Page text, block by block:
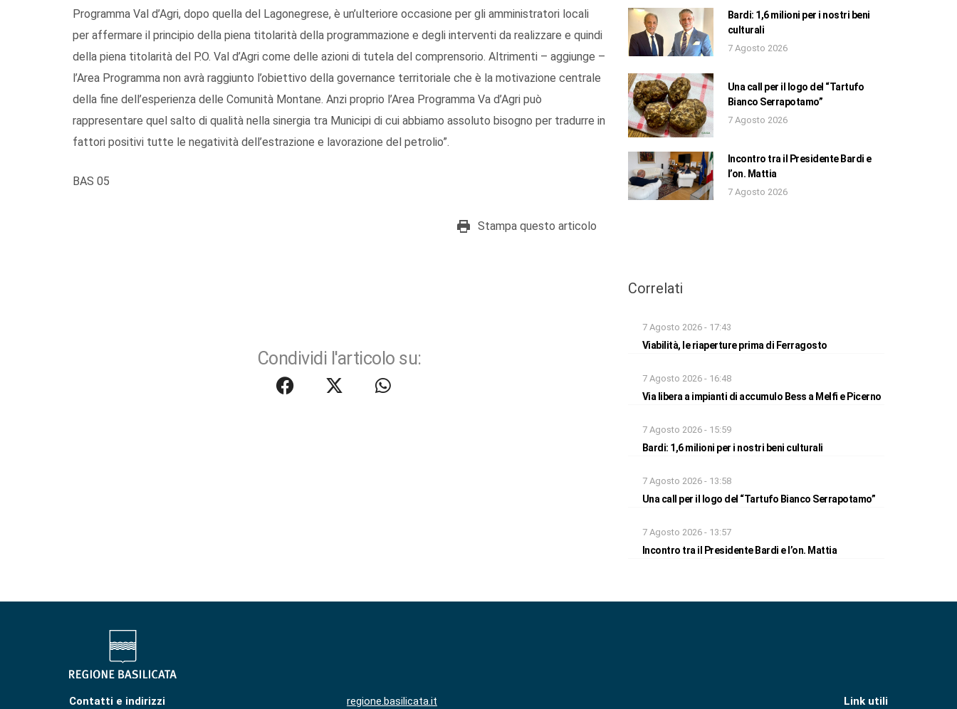
Programma Val d’Agri, dopo quella del Lagonegrese, è un’ulteriore occasione per gli amministratori locali
per affermare il principio della piena titolarità della programmazione e degli interventi da realizzare e quindi
della piena titolarità del P.O. Val d’Agri come delle azioni di tutela del comprensorio. Altrimenti – aggiunge –
l’Area Programma non avrà raggiunto l’obiettivo della governance territoriale che è la motivazione centrale
della fine dell’esperienza delle Comunità Montane. Anzi proprio l’Area Programma Va d’Agri può
rappresentare quel salto di qualità nella sinergia tra Municipi di cui abbiamo assoluto bisogno per tradurre in
fattori positivi tutte le negatività dell’estrazione e lavorazione del petrolio”.
BAS 05
Stampa questo articolo
Condividi l'articolo su:
Bardi: 1,6 milioni per i nostri beni
culturali
7 Agosto 2026
Una call per il logo del “Tartufo
Bianco Serrapotamo”
7 Agosto 2026
Incontro tra il Presidente Bardi e
l’on. Mattia
7 Agosto 2026
Correlati
7 Agosto 2026 - 17:43
Viabilità, le riaperture prima di Ferragosto
7 Agosto 2026 - 16:48
Via libera a impianti di accumulo Bess a Melfi e Picerno
7 Agosto 2026 - 15:59
Bardi: 1,6 milioni per i nostri beni culturali
7 Agosto 2026 - 13:58
Una call per il logo del “Tartufo Bianco Serrapotamo”
7 Agosto 2026 - 13:57
Incontro tra il Presidente Bardi e l’on. Mattia
Contatti e indirizzi regione.basilicata.it Link utili